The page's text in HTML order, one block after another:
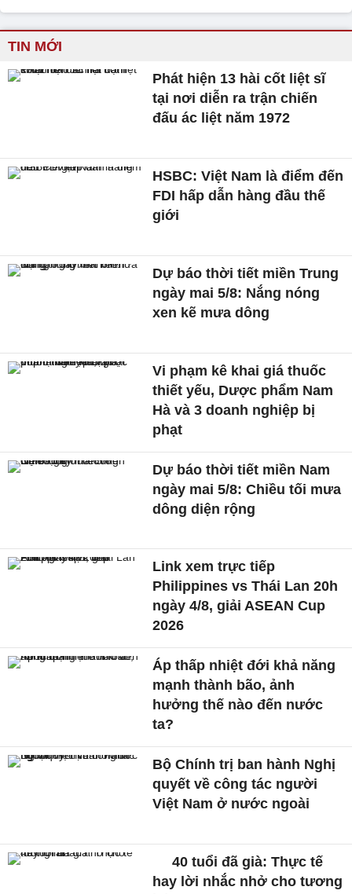
TIN MỚI
Phát hiện 13 hài cốt liệt sĩ
tại nơi diễn ra trận chiến
đấu ác liệt năm 1972
HSBC: Việt Nam là điểm đến
FDI hấp dẫn hàng đầu thế
giới
Dự báo thời tiết miền Trung
ngày mai 5/8: Nắng nóng
xen kẽ mưa dông
Vi phạm kê khai giá thuốc
thiết yếu, Dược phẩm Nam
Hà và 3 doanh nghiệp bị
phạt
Dự báo thời tiết miền Nam
ngày mai 5/8: Chiều tối mưa
dông diện rộng
Link xem trực tiếp
Philippines vs Thái Lan 20h
ngày 4/8, giải ASEAN Cup
2026
Áp thấp nhiệt đới khả năng
mạnh thành bão, ảnh
hưởng thế nào đến nước
ta?
Bộ Chính trị ban hành Nghị
quyết về công tác người
Việt Nam ở nước ngoài
40 tuổi đã già: Thực tế
hay lời nhắc nhở cho tương